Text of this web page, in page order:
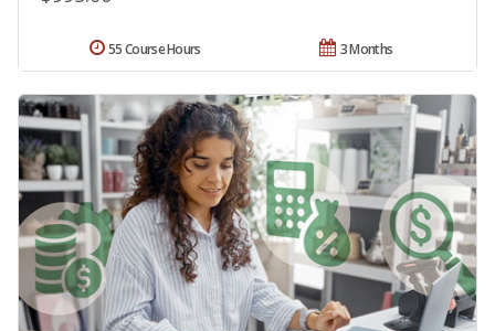
3 Months
55 Course Hours